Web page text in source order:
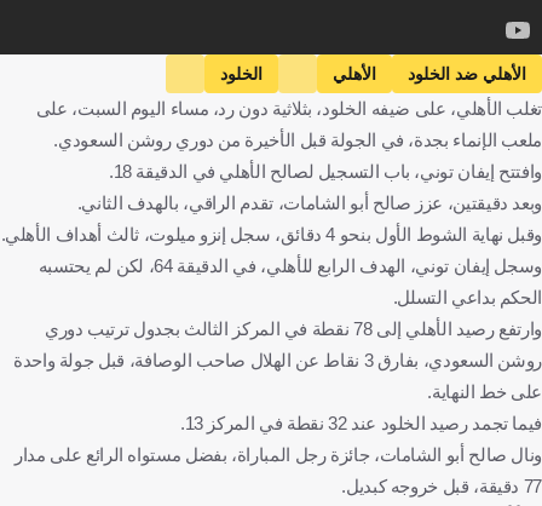
الأهلي ضد الخلود الأهلي
الخلود
دوري روشن السعودي
الهلال
المملكة العربية السعودية
كرة قدم
تغلب الأهلي، على ضيفه الخلود، بثلاثية دون رد، مساء اليوم السبت، على
ملعب الإنماء بجدة، في الجولة قبل الأخيرة من دوري روشن السعودي.
وافتتح إيفان توني، باب التسجيل لصالح الأهلي في الدقيقة 18.
وبعد دقيقتين، عزز صالح أبو الشامات، تقدم الراقي، بالهدف الثاني.
وقبل نهاية الشوط الأول بنحو 4 دقائق، سجل إنزو ميلوت، ثالث أهداف الأهلي.
وسجل إيفان توني، الهدف الرابع للأهلي، في الدقيقة 64، لكن لم يحتسبه
الحكم بداعي التسلل.
وارتفع رصيد الأهلي إلى 78 نقطة في المركز الثالث بجدول ترتيب دوري
روشن السعودي، بفارق 3 نقاط عن الهلال صاحب الوصافة، قبل جولة واحدة
على خط النهاية.
فيما تجمد رصيد الخلود عند 32 نقطة في المركز 13.
ونال صالح أبو الشامات، جائزة رجل المباراة، بفضل مستواه الرائع على مدار
77 دقيقة، قبل خروجه كبديل.